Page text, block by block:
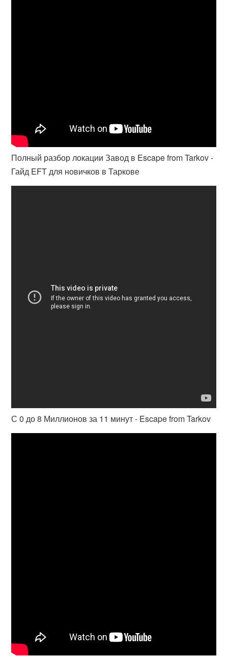
Полный разбор локации Завод в Escape from Tarkov -
Гайд EFT для новичков в Таркове
С 0 до 8 Миллионов за 11 минут - Escape from Tarkov